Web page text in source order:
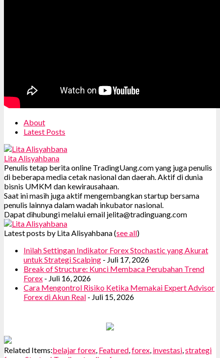
About
Latest Posts
Lita Alisyahbana
Penulis tetap berita online TradingUang.com yang juga penulis
di beberapa media cetak nasional dan daerah. Aktif di dunia
bisnis UMKM dan kewirausahaan.
Saat ini masih juga aktif mengembangkan startup bersama
penulis lainnya dalam wadah inkubator nasional.
Dapat dihubungi melalui email jelita@tradinguang.com
Latest posts by Lita Alisyahbana(see all)
Inilah Settingan Indikator Forex Stochastic yang Akurat
untuk Strategi Scalping - Juli 17, 2026
Break of Structure: Kunci Membaca Perubahan Trend
Forex - Juli 16, 2026
Cara Mengontrol Risiko Ketika Memakai Expert Advisor
Forex di Akun Real - Juli 15, 2026
Related Items:belajar forex, Featured,forex, investasi,strategi